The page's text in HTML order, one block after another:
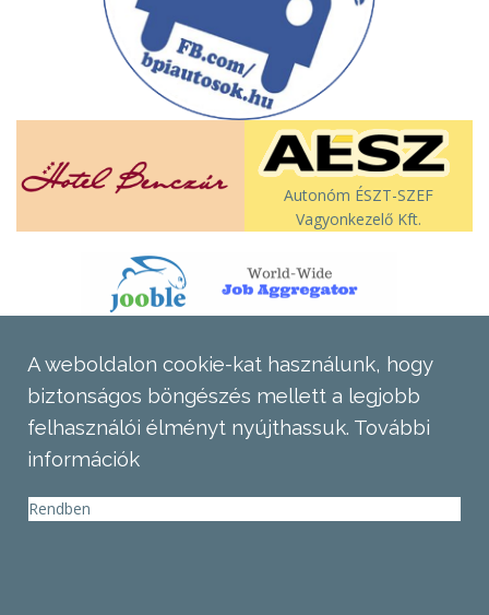
Autonóm ÉSZT-SZEF
Vagyonkezelő Kft.
A weboldalon cookie-kat használunk, hogy
biztonságos böngészés mellett a legjobb
felhasználói élményt nyújthassuk. További
információk
Rendben